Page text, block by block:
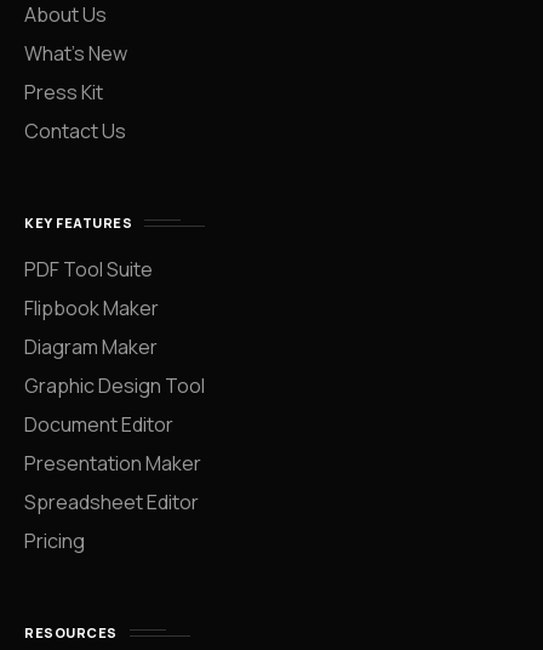
About Us
What’s New
Press Kit
Contact Us
KEY FEATURES
PDF Tool Suite
Flipbook Maker
Diagram Maker
Graphic Design Tool
Document Editor
Presentation Maker
Spreadsheet Editor
Pricing
RESOURCES